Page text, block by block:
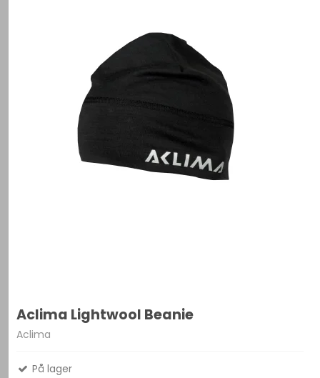
Aclima Lightwool Beanie
Aclima
På lager